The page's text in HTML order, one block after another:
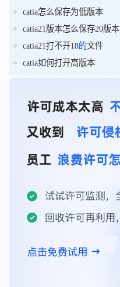
catia怎么保存为低版本
catia21版本怎么保存20版本
catia21打不开18的文件
catia如何打开高版本